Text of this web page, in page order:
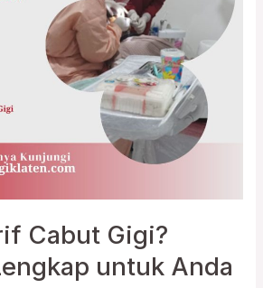
Cabut Gigi?
untuk Anda